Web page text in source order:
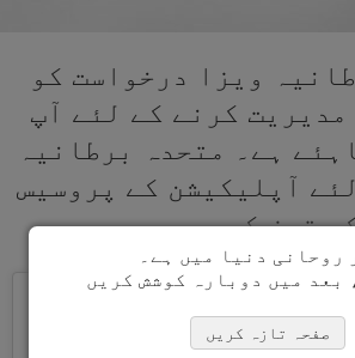
ویزا درخواست کو
مدیریت کرنے کے لئے آپ
ہے۔ متحدہ برطانیہ
آپلیکیشن کے پروسیس
تیز کریں۔
روحانی دنیا میں ہے۔
بعد میں دوبارہ کوشش کریں
صفحہ تازہ کریں